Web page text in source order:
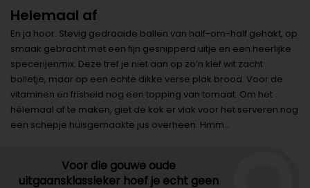
Helemaal af
En ja hoor. Stevig gedraaide ballen van half-om-half gehakt, op
smaak gebracht met een fijn gesnipperd uitje en een heerlijke
specerijenmix. Deze tref je niet aan op zo’n klef wit zacht
bolletje, maar op een echte dikke verse plak brood. Voor de
vitaminen en frisheid nog een topping van tomaat. Om het
hélemaal af te maken, giet de kok er vlak voor het serveren nog
een schepje huisgemaakte jus overheen. Hmm…
Voor die gouwe oude
uitgaansklassieker hoef je echt geen